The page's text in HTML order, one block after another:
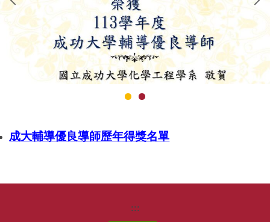
成大輔導優良導師歷年得獎名單
:::